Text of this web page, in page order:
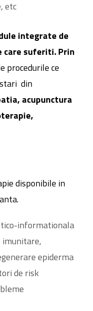
etc
integrate de
care suferiti.Prin
procedurile ce
din
acupunctura
disponibile in
informationala
imunitare,
epiderma
de risk